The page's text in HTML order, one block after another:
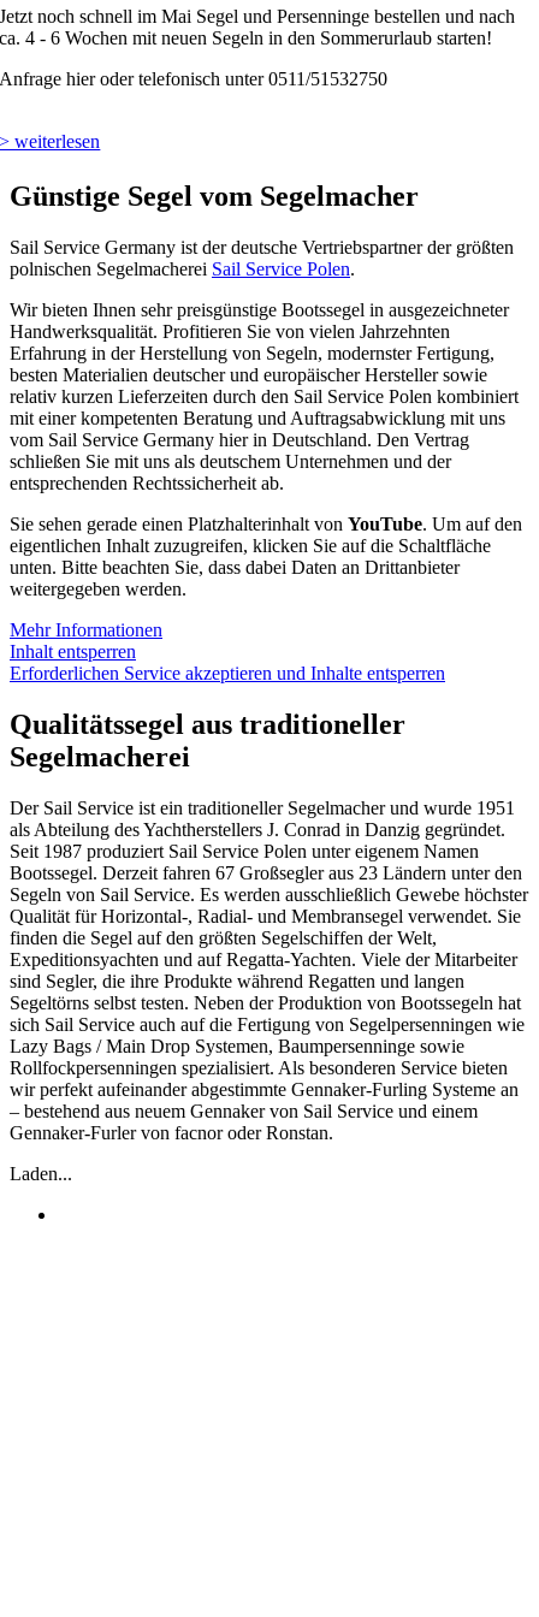
Jetzt noch schnell im Mai Segel und Persenninge bestellen und nach
ca. 4 - 6 Wochen mit neuen Segeln in den Sommerurlaub starten!
Anfrage hier oder telefonisch unter 0511/51532750
> weiterlesen
Günstige Segel vom Segelmacher
Sail Service Germany ist der deutsche Vertriebspartner der größten
polnischen Segelmacherei Sail Service Polen.
Wir bieten Ihnen sehr preisgünstige Bootssegel in ausgezeichneter
Handwerksqualität. Profitieren Sie von vielen Jahrzehnten
Erfahrung in der Herstellung von Segeln, modernster Fertigung,
besten Materialien deutscher und europäischer Hersteller sowie
relativ kurzen Lieferzeiten durch den Sail Service Polen kombiniert
mit einer kompetenten Beratung und Auftragsabwicklung mit uns
vom Sail Service Germany hier in Deutschland. Den Vertrag
schließen Sie mit uns als deutschem Unternehmen und der
entsprechenden Rechtssicherheit ab.
Sie sehen gerade einen Platzhalterinhalt von YouTube. Um auf den
eigentlichen Inhalt zuzugreifen, klicken Sie auf die Schaltfläche
unten. Bitte beachten Sie, dass dabei Daten an Drittanbieter
weitergegeben werden.
Mehr Informationen
Inhalt entsperren
Erforderlichen Service akzeptieren und Inhalte entsperren
Qualitätssegel aus traditioneller
Segelmacherei
Der Sail Service ist ein traditioneller Segelmacher und wurde 1951
als Abteilung des Yachtherstellers J. Conrad in Danzig gegründet.
Seit 1987 produziert Sail Service Polen unter eigenem Namen
Bootssegel. Derzeit fahren 67 Großsegler aus 23 Ländern unter den
Segeln von Sail Service. Es werden ausschließlich Gewebe höchster
Qualität für Horizontal-, Radial- und Membransegel verwendet. Sie
finden die Segel auf den größten Segelschiffen der Welt,
Expeditionsyachten und auf Regatta-Yachten. Viele der Mitarbeiter
sind Segler, die ihre Produkte während Regatten und langen
Segeltörns selbst testen. Neben der Produktion von Bootssegeln hat
sich Sail Service auch auf die Fertigung von Segelpersenningen wie
Lazy Bags / Main Drop Systemen, Baumpersenninge sowie
Rollfockpersenningen spezialisiert. Als besonderen Service bieten
wir perfekt aufeinander abgestimmte Gennaker-Furling Systeme an
– bestehend aus neuem Gennaker von Sail Service und einem
Gennaker-Furler von facnor oder Ronstan.
Laden...